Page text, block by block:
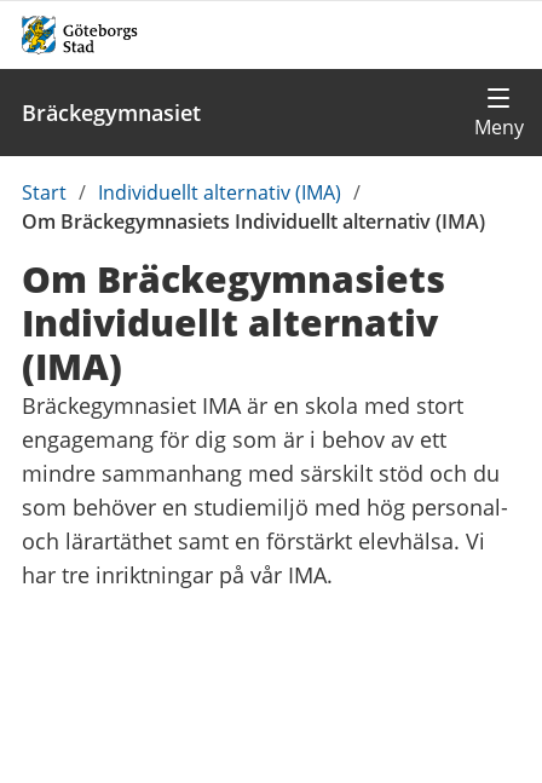
Bräckegymnasiet
Du
är
Start / Individuellt alternativ (IMA) /
Om Bräckegymnasiets Individuellt alternativ (IMA)
Om Bräckegymnasiets
Individuellt alternativ
(IMA)
Bräckegymnasiet IMA är en skola med stort
engagemang för dig som är i behov av ett
mindre sammanhang med särskilt stöd och du
som behöver en studiemiljö med hög personal-
och lärartäthet samt en förstärkt elevhälsa. Vi
har tre inriktningar på vår IMA.